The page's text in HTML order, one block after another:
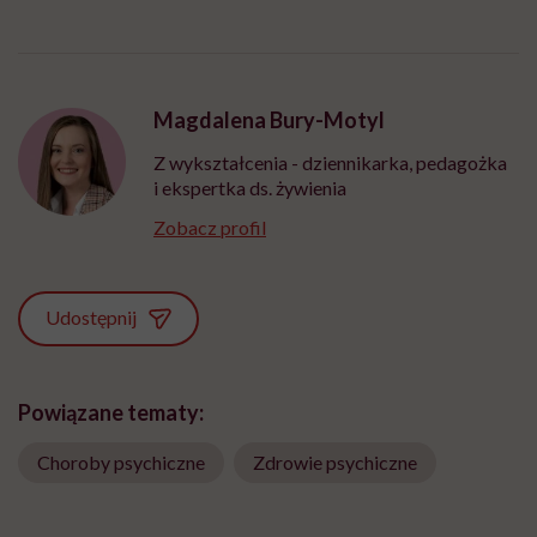
Magdalena Bury-Motyl
Z wykształcenia - dziennikarka, pedagożka
i ekspertka ds. żywienia
Zobacz profil
Udostępnij
Powiązane tematy:
Choroby psychiczne Zdrowie psychiczne